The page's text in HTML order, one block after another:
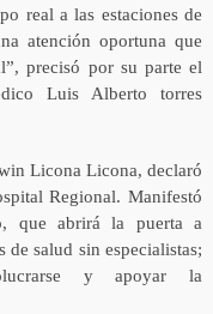
real a las estaciones de
atención oportuna que
precisó por su parte el
Luis Alberto torres
Licona Licona, declaró
Regional. Manifestó
que abrirá la puerta a
de salud sin especialistas;
y apoyar la